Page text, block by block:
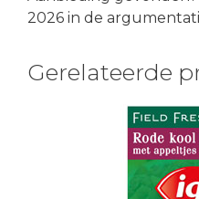
2026 in de
Gerelateerde